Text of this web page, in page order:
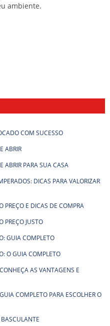
ambiente.
COM SUCESSO
ABRIR
ABRIR PARA SUA CASA
DICAS PARA VALORIZAR
PREÇO E DICAS DE COMPRA
PREÇO JUSTO
GUIA COMPLETO
O GUIA COMPLETO
AS VANTAGENS E
COMPLETO PARA ESCOLHER O